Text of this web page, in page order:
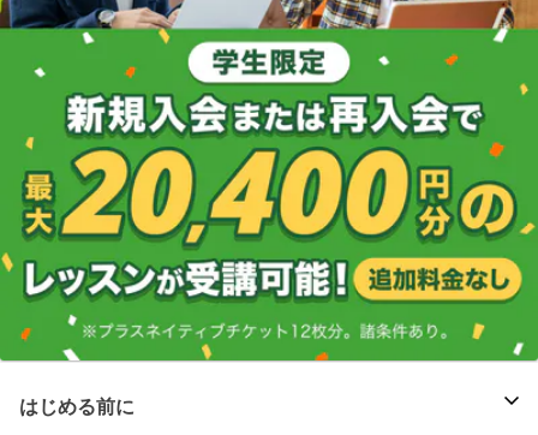
はじめる前に